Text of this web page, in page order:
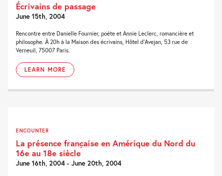
Écrivains de passage
June 15th, 2004
Rencontre entre Danielle Fournier, poète et Annie Leclerc, romancière et
philosophe. À 20h à la Maison des écrivains, Hôtel d'Avejan, 53 rue de
Verneuil, 75007 Paris.
LEARN MORE
ENCOUNTER
La présence française en Amérique du Nord du
16e au 18e siècle
June 16th, 2004 - June 20th, 2004